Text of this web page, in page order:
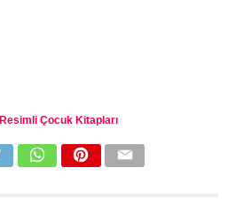
Resimli Çocuk Kitapları